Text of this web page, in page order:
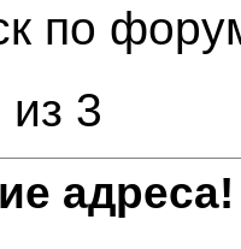
по
из 3
адреса!